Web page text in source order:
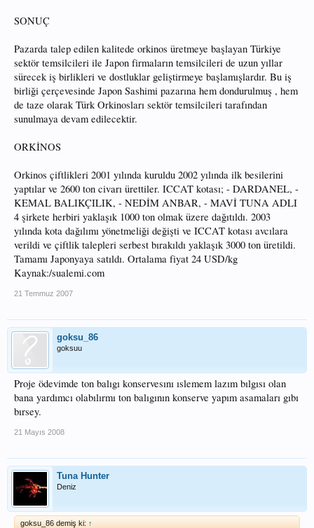
SONUÇ
Pazarda talep edilen kalitede orkinos üretmeye başlayan Türkiye
sektör temsilcileri ile Japon firmaların temsilcileri de uzun yıllar
sürecek iş birlikleri ve dostluklar geliştirmeye başlamışlardır. Bu iş
birliği çerçevesinde Japon Sashimi pazarına hem dondurulmuş , hem
de taze olarak Türk Orkinosları sektör temsilcileri tarafından
sunulmaya devam edilecektir.
ORKİNOS
Orkinos çiftlikleri 2001 yılında kuruldu 2002 yılında ilk besilerini
yaptılar ve 2600 ton civarı ürettiler. ICCAT kotası; - DARDANEL, -
KEMAL BALIKÇILIK, - NEDİM ANBAR, - MAVİ TUNA ADLI
4 şirkete herbiri yaklaşık 1000 ton olmak üzere dağıtıldı. 2003
yılında kota dağılımı yönetmeliği değişti ve ICCAT kotası avcılara
verildi ve çiftlik talepleri serbest bırakıldı yaklaşık 3000 ton üretildi.
Tamamı Japonyaya satıldı. Ortalama fiyat 24 USD/kg
Kaynak:/sualemi.com
21 Temmuz 2007
goksu_86
goksuu
Proje ödevimde ton balıgı konservesını ıslemem lazım bılgısı olan
bana yardımcı olabılırmı ton balıgının konserve yapım asamaları gıbı
bırsey.
21 Mayıs 2008
Tuna Hunter
Deniz
goksu_86 demiş ki: ↑